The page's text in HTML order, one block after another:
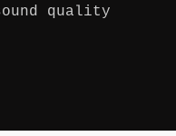
quality